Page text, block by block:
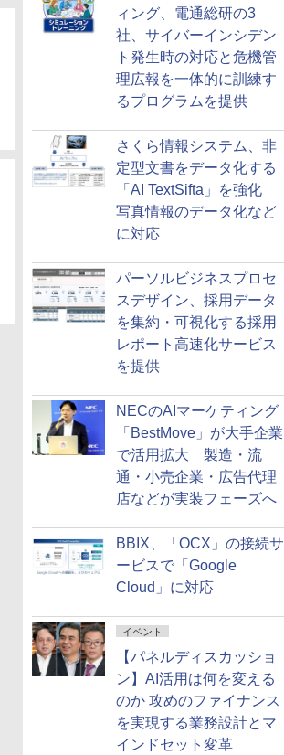
ィング、電通総研の3
社、サイバーインシデン
ト発生時の対応と危機管
理広報を一体的に訓練す
るプログラムを提供
さくら情報システム、非
定型文書をデータ化する
「AI TextSifta」を強化
写真情報のデータ化など
に対応
パーソルビジネスプロセ
スデザイン、採用データ
を集約・可視化する採用
レポート高速化サービス
を提供
NECのAIマーケティング
「BestMove」が大手企業
で活用拡大 製造・流
通・小売企業・広告代理
店などが実装フェーズへ
BBIX、「OCX」の接続サ
ービスで「Google
Cloud」に対応
イベント
【パネルディスカッショ
ン】AI活用は何を変える
のか 攻めのファイナンス
を実現する業務設計とマ
インドセット変革